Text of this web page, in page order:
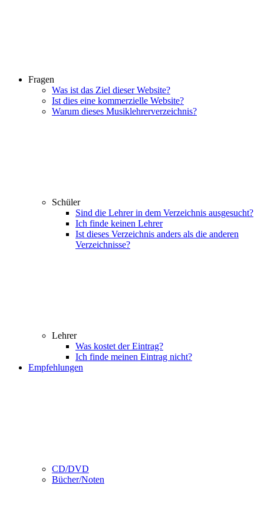
Fragen
Was ist das Ziel dieser Website?
Ist dies eine kommerzielle Website?
Warum dieses Musiklehrerverzeichnis?
Schüler
Sind die Lehrer in dem Verzeichnis ausgesucht?
Ich finde keinen Lehrer
Ist dieses Verzeichnis anders als die anderen
Verzeichnisse?
Lehrer
Was kostet der Eintrag?
Ich finde meinen Eintrag nicht?
Empfehlungen
CD/DVD
Bücher/Noten